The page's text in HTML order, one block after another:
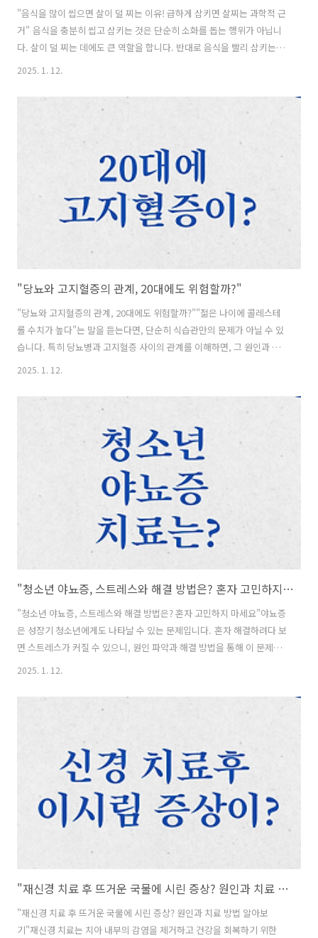
"음식을 많이 씹으면 살이 덜 찌는 이유! 급하게 삼키면 살찌는 과학적 근
거" 음식을 충분히 씹고 삼키는 것은 단순히 소화를 돕는 행위가 아닙니
다. 살이 덜 찌는 데에도 큰 역할을 합니다. 반대로 음식을 빨리 삼키는 습
관이 살찌는 이유는 과학적으로 명확히 설명됩니다. 오늘은 씹는 습관과
는 이유 음식을 씹는 시간과 체중 증가는 뇌의 포만감 신호와 밀접한 관
련이 있습니다. - 포만감 신호 전달 시간 확보: - 천천히 씹으며 먹으면
가 배부름을 느끼기 전 과도하게 먹을 가능성이 큽니다. - 열량 소
모: - 씹는 과정에서 열량이 소모되며, 이는 체중 증가를 ..
2025. 1. 12.
"당뇨와 고지혈증의 관계, 20대에도 위험할까?"
"당뇨와 고지혈증의 관계, 20대에도 위험할까?""젊은 나이에 콜레스테
롤 수치가 높다"는 말을 듣는다면, 단순히 식습관만의 문제가 아닐 수 있
습니다. 특히 당뇨병과 고지혈증 사이의 관계를 이해하면, 그 원인과 관
리 방법을 더 잘 알 수 있습니다. 이번 글에서는 당뇨와 고지혈증의 상관
다. 1. 고지혈증이란 무엇인가? 고지혈증은 나쁜 콜레스테롤(LDL)과 중
성지방 수치가 높아지는 상태입니다. - LDL 콜레스테롤:동맥 경화를 유
발할 가능성이 높은 콜레스테롤입니다. - 젊은 나이에 발생하는 이유: -
유전적 요인으로 인해 조기 발생 가능성이 있습니다. - 고지방, 고당분
식단과 같은 잘못된 생활습관이 원인이 될 수 있습니다. ..
2025. 1. 12.
"청소년 야뇨증, 스트레스와 해결 방법은? 혼자 고민하지 마세요"
"청소년 야뇨증, 스트레스와 해결 방법은? 혼자 고민하지 마세요"야뇨증
은 성장기 청소년에게도 나타날 수 있는 문제입니다. 혼자 해결하려다 보
면 스트레스가 커질 수 있으니, 원인 파악과 해결 방법을 통해 이 문제를
극복해보세요. 오늘은 청소년 야뇨증의 주요 원인과 치료법에 대해 알아
지 못하고 이불에 실수하는 현상입니다. 원인은 신체적, 심리적 요인으로
나뉩니다. - 신체적 요인: - 방광 크기가 작거나 기능 저하 - 항이뇨
정 내 갈등 - 과도한 피로와 수면 습관 문제 2. 약국 vs 병원, 어디로 가
야 할까?야뇨증은 약국에서 해결하기..
2025. 1. 12.
"재신경 치료 후 뜨거운 국물에 시린 증상? 원인과 치료 방법 알아보기"
"재신경 치료 후 뜨거운 국물에 시린 증상? 원인과 치료 방법 알아보
기"재신경 치료는 치아 내부의 감염을 제거하고 건강을 회복하기 위한